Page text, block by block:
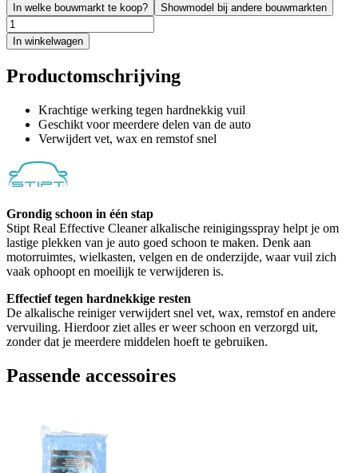
In welke bouwmarkt te koop? Showmodel bij andere bouwmarkten
In winkelwagen
Productomschrijving
Krachtige werking tegen hardnekkig vuil
Geschikt voor meerdere delen van de auto
Verwijdert vet, wax en remstof snel
Grondig schoon in één stap
Stipt Real Effective Cleaner alkalische reinigingsspray helpt je om
lastige plekken van je auto goed schoon te maken. Denk aan
motorruimtes, wielkasten, velgen en de onderzijde, waar vuil zich
vaak ophoopt en moeilijk te verwijderen is.
Effectief tegen hardnekkige resten
De alkalische reiniger verwijdert snel vet, wax, remstof en andere
vervuiling. Hierdoor ziet alles er weer schoon en verzorgd uit,
zonder dat je meerdere middelen hoeft te gebruiken.
Passende accessoires